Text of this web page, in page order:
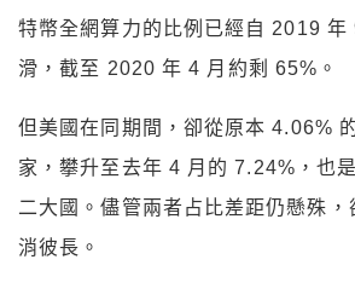
特幣全網算力的比例已經自 2019 年
滑，截至 2020 年 4 月約剩 65%。
但美國在同期間，卻從原本 4.06%
家，攀升至去年 4 月的 7.24%，也
二大國。儘管兩者占比差距仍懸殊，
消彼長。